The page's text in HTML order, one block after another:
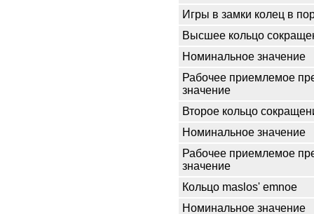
Игры в замки колец в
Высшее кольцо
Номинальное значение
Рабочее приемлемое
значение
Второе кольцо
Номинальное значение
Рабочее приемлемое
значение
Кольцо maslos' emnoe
Номинальное значение